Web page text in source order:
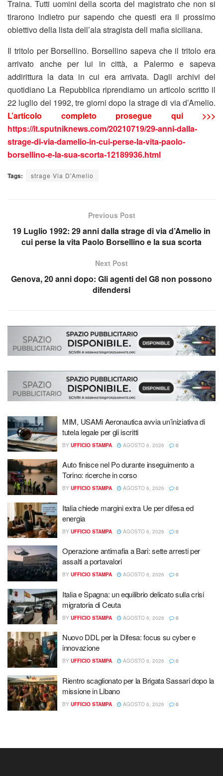
Traina. Tutti uomini della scorta del magistrato che non si
tirarono indietro pur sapendo che questi era il prossimo
obiettivo della lista dell’ala stragista dell mafia siciliana.
Il tritolo per Borsellino. Borsellino sapeva che il tritolo era
arrivato anche per lui in città, a Palermo e sapeva
addirittura la data in cui era arrivata. Dagli archivi del
quotidiano La Repubblica riprendiamo un articolo scritto il
22 luglio del 1992, tre giorni dopo la strage di via d’Amelio.
L’articolo completo prosegue qui >>>
https://it.sputniknews.com/20210719/29-anni-dalla-
strage-di-via-damelio-in-cui-perse-la-vita-paolo-
borsellino-e-la-sua-scorta-12189936.html
Tags: strage Via D'Amelio
Previous Post
19 Luglio 1992: 29 anni dalla strage di via d’Amelio in
cui perse la vita Paolo Borsellino e la sua scorta
Next Post
Genova, 20 anni dopo: Gli agenti del G8 non possono
difendersi
MIM, USAMi Aeronautica avvia un’iniziativa di
tutela legale per gli iscritti
BY UFFICIO STAMPA AGOSTO 6, 2026 0
Auto finisce nel Po durante inseguimento a
Torino: ricerche in corso
BY UFFICIO STAMPA AGOSTO 6, 2026 0
Italia chiede margini extra Ue per difesa ed
energia
BY UFFICIO STAMPA AGOSTO 6, 2026 0
Operazione antimafia a Bari: sette arresti per
assalti a portavalori
BY UFFICIO STAMPA AGOSTO 6, 2026 0
Italia e Spagna: un equilibrio delicato sulla crisi
migratoria di Ceuta
BY UFFICIO STAMPA AGOSTO 6, 2026 0
Nuovo DDL per la Difesa: focus su cyber e
innovazione
BY UFFICIO STAMPA AGOSTO 6, 2026 0
Rientro scaglionato per la Brigata Sassari dopo la
missione in Libano
BY UFFICIO STAMPA AGOSTO 6, 2026 0